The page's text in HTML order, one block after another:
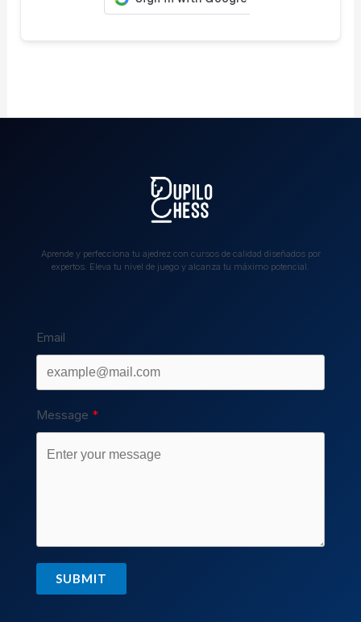
Aprende y perfecciona tu ajedrez con cursos de calidad diseñados por
expertos. Eleva tu nivel de juego y alcanza tu máximo potencial.
Email
Message
SUBMIT